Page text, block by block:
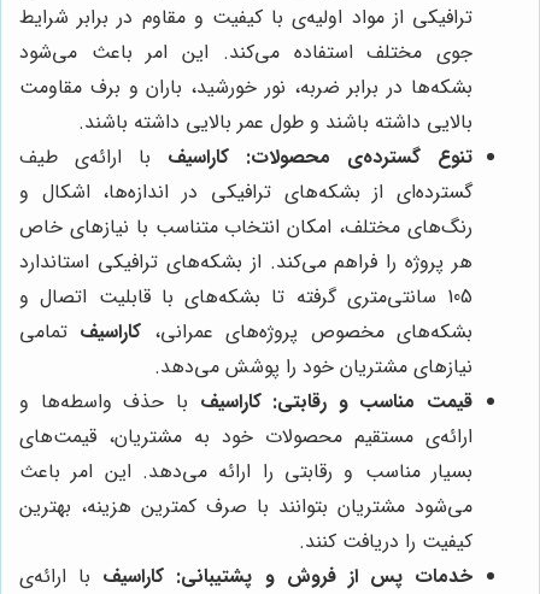
ترافیکی از مواد اولیه‌ی با کیفیت و مقاوم در برابر شرایط
جوی مختلف استفاده می‌کند. این امر باعث می‌شود
بشکه‌ها در برابر ضربه، نور خورشید، باران و برف مقاومت
بالایی داشته باشند و طول عمر بالایی داشته باشند.
تنوع گسترده‌ی محصولات: کاراسیف با ارائه‌ی طیف
گسترده‌ای از بشکه‌های ترافیکی در اندازه‌ها، اشکال و
رنگ‌های مختلف، امکان انتخاب متناسب با نیازهای خاص
هر پروژه را فراهم می‌کند. از بشکه‌های ترافیکی استاندارد
105 سانتی‌متری گرفته تا بشکه‌های با قابلیت اتصال و
بشکه‌های مخصوص پروژه‌های عمرانی، کاراسیف تمامی
نیازهای مشتریان خود را پوشش می‌دهد.
قیمت مناسب و رقابتی: کاراسیف با حذف واسطه‌ها و
ارائه‌ی مستقیم محصولات خود به مشتریان، قیمت‌های
بسیار مناسب و رقابتی را ارائه می‌دهد. این امر باعث
می‌شود مشتریان بتوانند با صرف کمترین هزینه، بهترین
کیفیت را دریافت کنند.
خدمات پس از فروش و پشتیبانی: کاراسیف با ارائه‌ی